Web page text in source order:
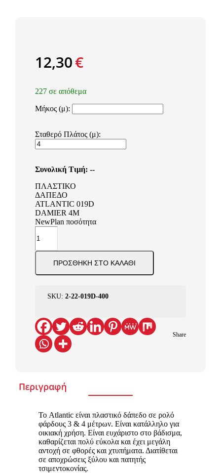
12,30€
227 σε απόθεμα
Μήκος (μ):
Σταθερό Πλάτος (μ):
Συνολική Τιμή: --
ΠΛΑΣΤΙΚΟ
ΔΑΠΕΔΟ
ATLANTIC 019D
DAMIER 4M
NewPlan ποσότητα
ΠΡΟΣΘΉΚΗ ΣΤΟ ΚΑΛΆΘΙ
SKU: 2-22-019D-400
Share
Περιγραφή
Το Atlantic είναι πλαστικό δάπεδο σε ρολό
φάρδους 3 & 4 μέτρων. Είναι κατάλληλο για
οικιακή χρήση. Είναι ευχάριστο στο βάδισμα,
καθαρίζεται πολύ εύκολα και έχει μεγάλη
αντοχή σε φθορές και χτυπήματα. Διατίθεται
σε αποχρώσεις ξύλου και πατητής
τσιμεντοκονίας.